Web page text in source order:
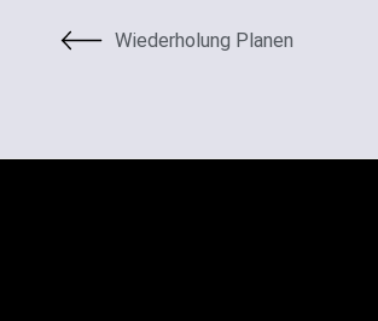
Wiederholung Planen